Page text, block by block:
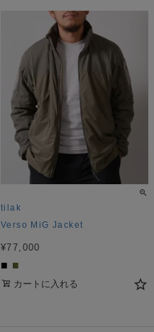
tilak
Verso MiG Jacket
¥77,000
■ ■
カートに入れる